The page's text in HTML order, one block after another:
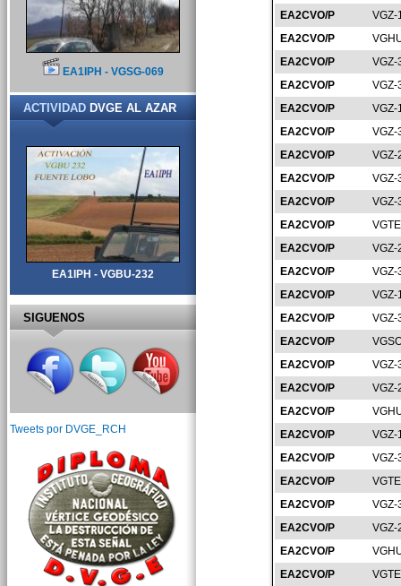
EA2CVO/P
VGZ-
EA2CVO/P
EA2CVO/P
VGZ-
EA2CVO/P
VGZ-
EA2CVO/P
VGZ-
EA2CVO/P
VGZ-
EA2CVO/P
VGZ-
EA2CVO/P
VGZ-
EA2CVO/P
VGZ-
EA2CVO/P
EA2CVO/P
VGZ-
EA2CVO/P
VGZ-
EA2CVO/P
VGZ-
EA2CVO/P
VGZ-
EA2CVO/P
EA2CVO/P
VGZ-
EA2CVO/P
VGZ-
EA2CVO/P
EA2CVO/P
VGZ-
EA2CVO/P
VGZ-
EA2CVO/P
EA2CVO/P
VGZ-
EA2CVO/P
VGZ-
EA2CVO/P
EA2CVO/P
EA1IPH - VGSG-069
ACTIVIDADDVGE AL AZAR
EA1IPH - VGBU-232
SIGUENOS
Tweets por DVGE_RCH